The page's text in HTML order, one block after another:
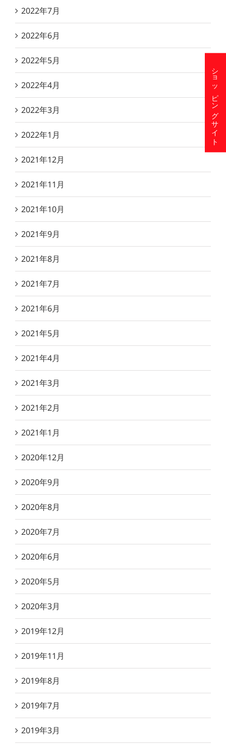
2022年7月
2022年6月
2022年5月
2022年4月
2022年3月
2022年1月
2021年12月
2021年11月
2021年10月
2021年9月
2021年8月
2021年7月
2021年6月
2021年5月
2021年4月
2021年3月
2021年2月
2021年1月
2020年12月
2020年9月
2020年8月
2020年7月
2020年6月
2020年5月
2020年3月
2019年12月
2019年11月
2019年8月
2019年7月
2019年3月
ショッピングサイト